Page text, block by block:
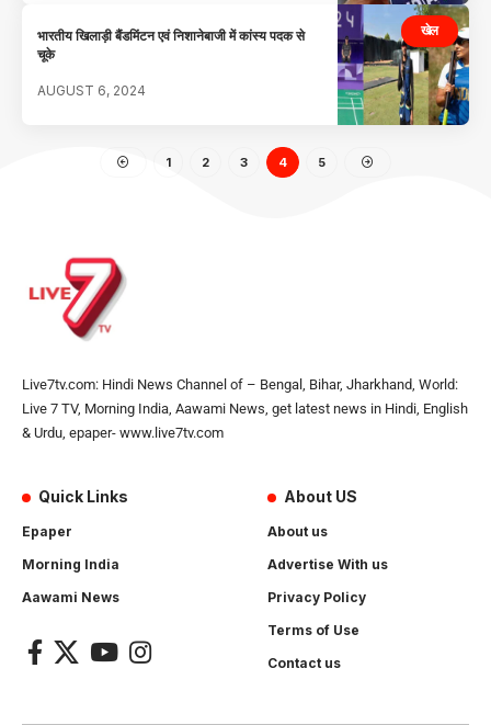
खेल
भारतीय खिलाड़ी बैंडमिंटन एवं निशानेबाजी में कांस्य पदक से
चूके
AUGUST 6, 2024
1 2 3 4 5
Live7tv.com: Hindi News Channel of – Bengal, Bihar, Jharkhand, World:
Live 7 TV, Morning India, Aawami News, get latest news in Hindi, English
& Urdu, epaper- www.live7tv.com
Quick Links
Epaper
Morning India
Aawami News
About US
About us
Advertise With us
Privacy Policy
Terms of Use
Contact us